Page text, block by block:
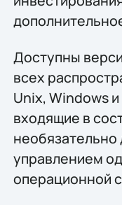
Доступны
всех
Unix, Windows
входящие в
управлением
операционной